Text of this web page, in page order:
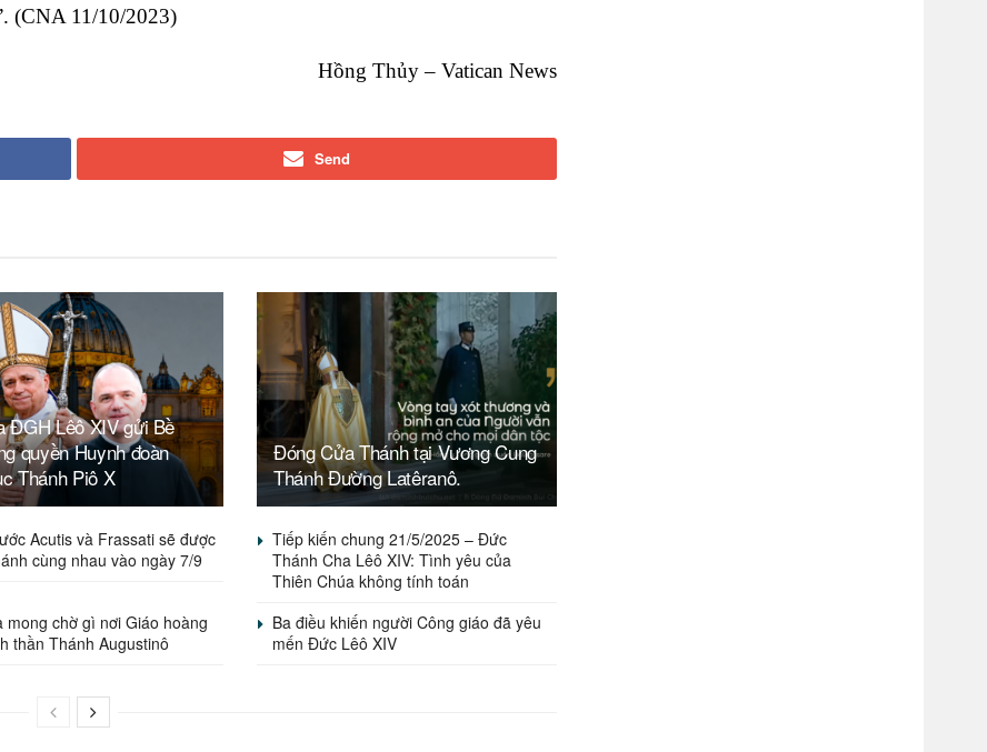
(CNA 11/10/2023)
Hồng Thủy – Vatican News
Send
ĐGH Lêô XIV gửi Bề
quyền Huynh đoàn
Thánh Piô X
Đóng Cửa Thánh tại Vương Cung
Thánh Đường Latêranô.
Acutis và Frassati sẽ được
cùng nhau vào ngày 7/9
Tiếp kiến chung 21/5/2025 – Đức
Thánh Cha Lêô XIV: Tình yêu của
Thiên Chúa không tính toán
mong chờ gì nơi Giáo hoàng
thần Thánh Augustinô
Ba điều khiến người Công giáo đã yêu
mến Đức Lêô XIV